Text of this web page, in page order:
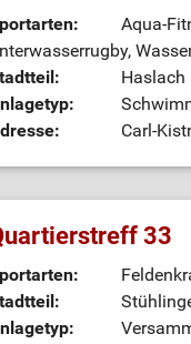
Aqua-
Haslach
Carl-
33